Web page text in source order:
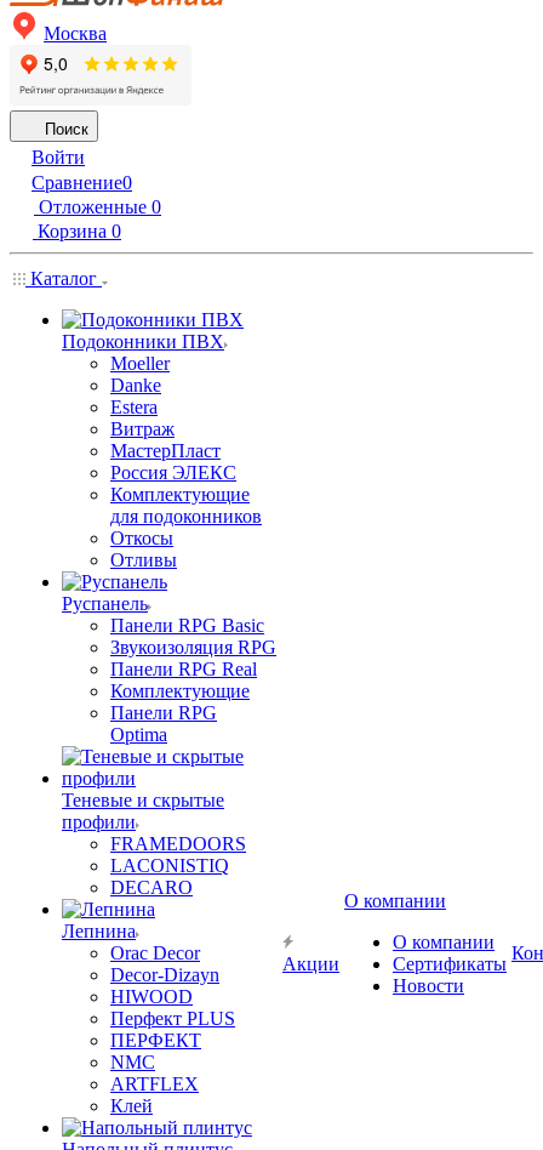
Москва
Поиск
Войти
Сравнение0
Отложенные 0
Корзина 0
Каталог
Подоконники ПВХ
Moeller
Danke
Estera
Витраж
МастерПласт
Россия ЭЛЕКС
Комплектующие
для подоконников
Откосы
Отливы
Руспанель
Панели RPG Basic
Звукоизоляция RPG
Панели RPG Real
Комплектующие
Панели RPG
Optima
Теневые и скрытые
профили
FRAMEDOORS
LACONISTIQ
DECARO
Лепнина
Orac Decor
Decor-Dizayn
HIWOOD
Перфект PLUS
ПЕРФЕКТ
NMC
ARTFLEX
Клей
Акции
О компании
О компании
Сертификаты
Новости